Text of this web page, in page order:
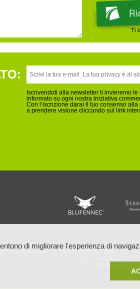
di migliorare l'esperienza di
Ti
Iscrivendoti alla newsletter ti invieremo
informato su ogni nostra iniziativa
Con l’iscrizione darai il tuo consenso alla
a prendere visione cliccando sul link
Operator by BluFennec srl – sede operativa: Via
Giacinto Collegno, 10 – 10143 – Torino – Italia – PI e
mappa del sito